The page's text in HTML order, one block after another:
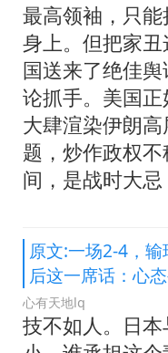
最高领袖，只
身上。但把家
国送来了绝佳
论抓手。美国正
大肆渲染伊朗
题，炒作政权
间，是战时大
原文:一场2-4，
后这一席话：心
心有天地lq
技不如人。日